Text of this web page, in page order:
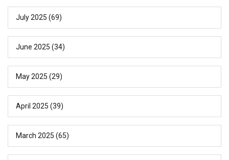
July 2025 (69)
June 2025 (34)
May 2025 (29)
April 2025 (39)
March 2025 (65)